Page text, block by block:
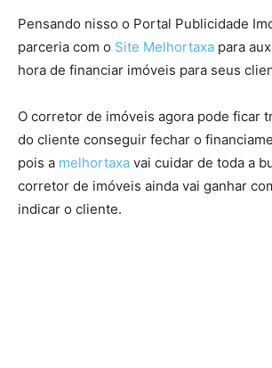
Pensando nisso o Portal Publicidade
parceria com o Site Melhortaxa para
hora de financiar imóveis para seus
O corretor de imóveis agora pode ficar
do cliente conseguir fechar o
pois a melhortaxa vai cuidar de toda a
corretor de imóveis ainda vai ganhar
indicar o cliente.